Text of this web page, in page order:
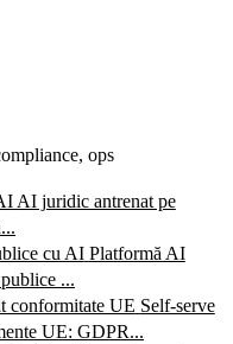
ops
AI juridic antrenat pe
cu AI Platformă AI
...
UE Self-serve
UE: GDPR...